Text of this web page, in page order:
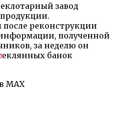
завод
после реконструкции
полученной
за неделю он
банок
MAX